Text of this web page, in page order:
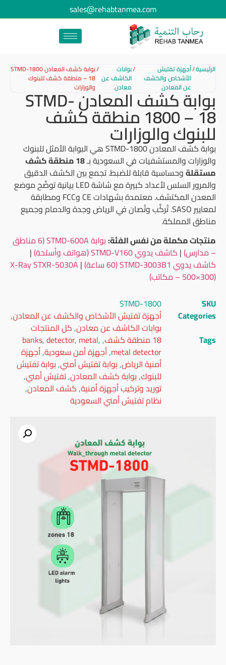
sales@rehabtanmea.com
الرئيسية/أجهزة تفتيش
الأشخاص والكشف
عن المعادن
/بوابات
الكاشف عن
معادن
/ بوابة كشف المعادن STMD-1800
– 18 منطقة كشف للبنوك
والوزاراتبوابة كشف المعادن STMD-
1800 – 18 منطقة كشف
للبنوك والوزارات بوابة كشف المعادن STMD-1800 هي البوابة الأمثل للبنوك
والوزارات والمستشفيات في السعودية بـ
18 منطقة كشف
مستقلةوحساسية قابلة للضبط. تجمع بين الكشف الدقيق
والمرور السلس لأعداد كبيرة مع شاشة LED بيانية توضّح موضع
المعدن المكتشف. معتمدة بشهادات CE وFCC ومطابقة
لمعايير SASO. تُركَّب وتُصان في الرياض وجدة والدمام وجميع
مناطق المملكة.
منتجات مكملة من نفس الفئة:
بوابة STMD-600A (6 مناطق
– مدارس)| كاشف يدوي STMD-V160 (هواتف وأسلحة)
|
كاشف يدوي STMD-3003B1 (60 ساعة)
|
X-Ray STXR-5030A
(500×300 – مكاتب)
SKU
STMD-1800
Categories
أجهزة تفتيش الأشخاص والكشف عن المعادن,
بوابات الكاشف عن معادن,كل المنتجات
Tags
18 منطقة كشف ,
banks,detector, metal,
metal detector
,أجهزة أمن سعودية,أجهزة
أمنية الرياض,بوابة تفتيش أمني,بوابة تفتيش
للبنوك,بوابة كشف المعادن,تفتيش أمني,
توريد وتركيب أجهزة أمنية,كشف المعادن,
نظام تفتيش أمني السعودية